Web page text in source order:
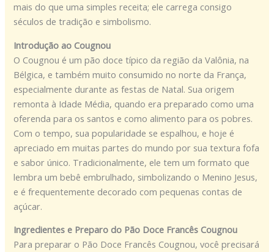
mais do que uma simples receita; ele carrega consigo
séculos de tradição e simbolismo.
Introdução ao Cougnou
O Cougnou é um pão doce típico da região da Valônia, na
Bélgica, e também muito consumido no norte da França,
especialmente durante as festas de Natal. Sua origem
remonta à Idade Média, quando era preparado como uma
oferenda para os santos e como alimento para os pobres.
Com o tempo, sua popularidade se espalhou, e hoje é
apreciado em muitas partes do mundo por sua textura fofa
e sabor único. Tradicionalmente, ele tem um formato que
lembra um bebê embrulhado, simbolizando o Menino Jesus,
e é frequentemente decorado com pequenas contas de
açúcar.
Ingredientes e Preparo do Pão Doce Francês Cougnou
Para preparar o Pão Doce Francês Cougnou, você precisará